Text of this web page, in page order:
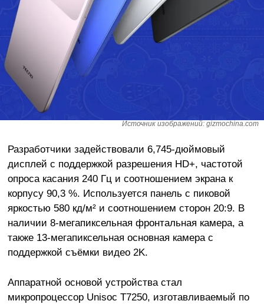
Источник изображений: gizmochina.com
Разработчики задействовали 6,745-дюймовый
дисплей с поддержкой разрешения HD+, частотой
опроса касания 240 Гц и соотношением экрана к
корпусу 90,3 %. Используется панель с пиковой
яркостью 580 кд/м² и соотношением сторон 20:9. В
наличии 8-мегапиксельная фронтальная камера, а
также 13-мегапиксельная основная камера с
поддержкой съёмки видео 2K.
Аппаратной основой устройства стал
микропроцессор Unisoc T7250, изготавливаемый по